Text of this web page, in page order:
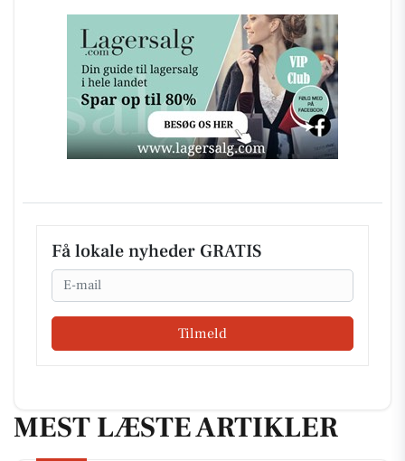
Få lokale nyheder GRATIS
Email
Tilmeld
MEST LÆSTE ARTIKLER